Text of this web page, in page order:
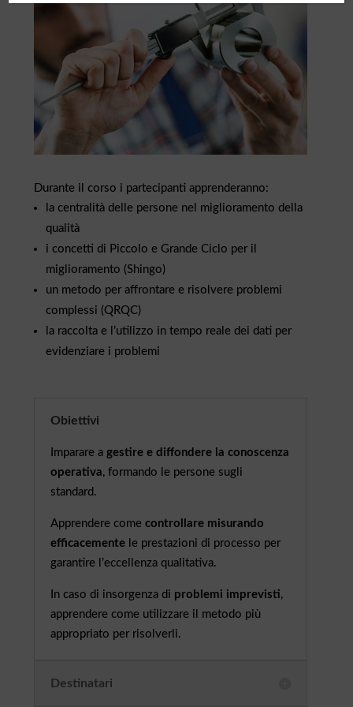
Durante il corso i partecipanti apprenderanno:
la centralità delle persone nel miglioramento della
qualità
i concetti di Piccolo e Grande Ciclo per il
miglioramento (Shingo)
un metodo per affrontare e risolvere problemi
complessi (QRQC)
la raccolta e l’utilizzo in tempo reale dei dati per
evidenziare i problemi
Obiettivi
Imparare a gestire e diffondere la conoscenza
operativa, formando le persone sugli
standard.
Apprendere comecontrollare misurando
efficacemente le prestazioni di processo per
garantire l’eccellenza qualitativa.
In caso di insorgenza di problemi imprevisti,
apprendere come utilizzare il metodo più
appropriato per risolverli.
Destinatari